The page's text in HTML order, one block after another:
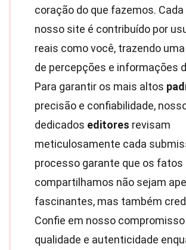
coração do que fazemos.
nosso site é contribuído por
reais como você, trazendo
de percepções e informações
Para garantir os mais altos
precisão e confiabilidade,
dedicados editores revisam
meticulosamente cada
processo garante que os fatos
compartilhamos não sejam
fascinantes, mas também
Confie em nosso
qualidade e autenticidade